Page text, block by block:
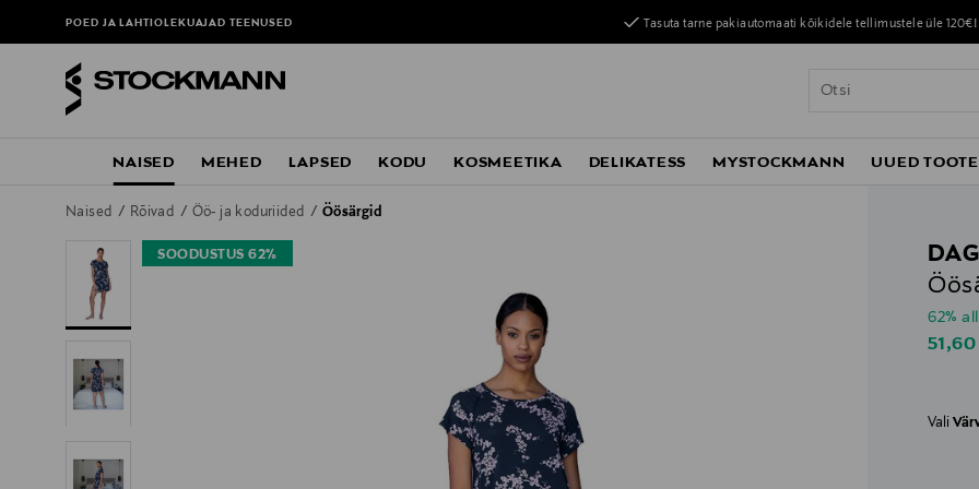
POED JA LAHTIOLEKUAJADTEENUSED Tasuta tarne pakiautomaati kõikidele tellimustele üle 120€!
NAISED MEHED LAPSED KODU KOSMEETIKA DELIKATESS MYSTOCKMANN UUED
Naised Rõivad Öö- ja koduriided Öösärgid
SOODUSTUS 62%
62%
Vali